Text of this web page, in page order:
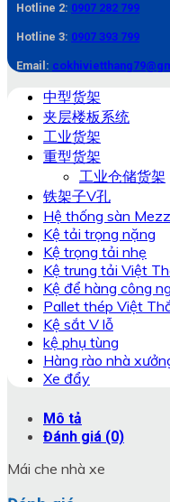
Hotline 2: 0907 282 799
Hotline 3: 0907 393 799
Email:
中型货架
夹层楼板系统
工业货架
重型货架
工业仓储货架
铁架子V孔
Hệ thống sàn
Kệ tải trọng nặng
Kệ trọng tải nhẹ
Kệ trung tải Việt
Kệ để hàng công
Pallet thép Việt
Kệ sắt V lỗ
kệ phụ tùng
Hàng rào nhà
Xe đẩy
Mô tả
Đánh giá (0)
Mái che nhà xe